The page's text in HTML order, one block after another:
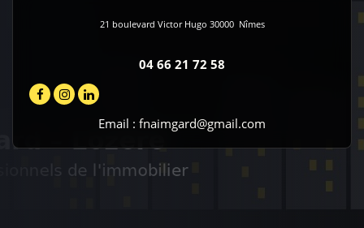
21 boulevard Victor Hugo 30000 Nîmes
04 66 21 72 58
Email : fnaimgard@gmail.com